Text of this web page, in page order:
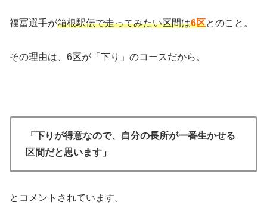
福冨選手が箱根駅伝で走ってみたい区間は6区とのこと。
その理由は、6区が「下り」のコースだから。
「下りが得意なので、自分の長所が一番生かせる
区間だと思います」
とコメントされています。